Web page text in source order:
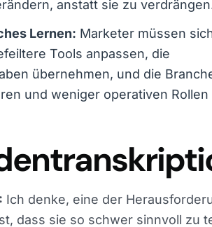
anstatt sie zu
Lernen:Marketer müssen
Tools anpassen, die
übernehmen, und die
und weniger operativen Rollen
Ich denke, eine der